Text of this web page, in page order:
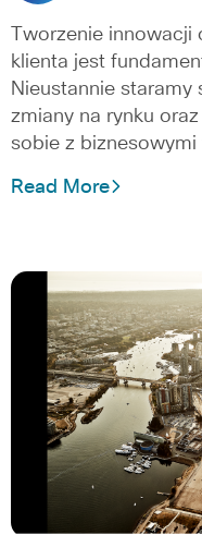
Tworzenie
klienta jest
Nieustannie staramy
zmiany na rynku
sobie z
Read More